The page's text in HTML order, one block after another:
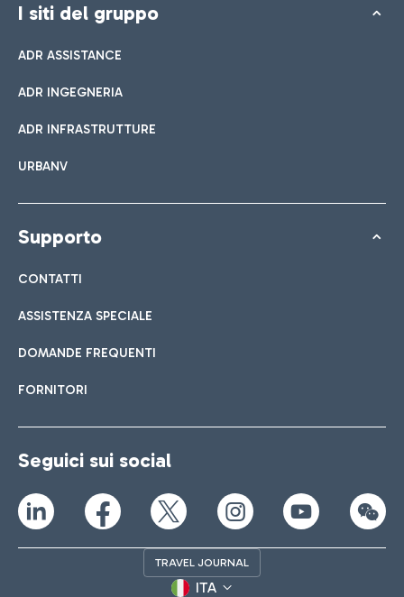
I siti del gruppo
ADR ASSISTANCE
ADR INGEGNERIA
ADR INFRASTRUTTURE
URBANV
Supporto
CONTATTI
ASSISTENZA SPECIALE
DOMANDE FREQUENTI
FORNITORI
Seguici sui social
TRAVEL JOURNAL
ITA